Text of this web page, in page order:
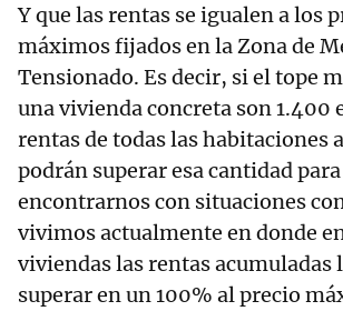
Y que las rentas se igualen a los
máximos fijados en la Zona de
Tensionado. Es decir, si el tope
una vivienda concreta son 1.400
rentas de todas las habitaciones
podrán superar esa cantidad
encontrarnos con situaciones
vivimos actualmente en donde
viviendas las rentas acumuladas
superar en un 100% al precio